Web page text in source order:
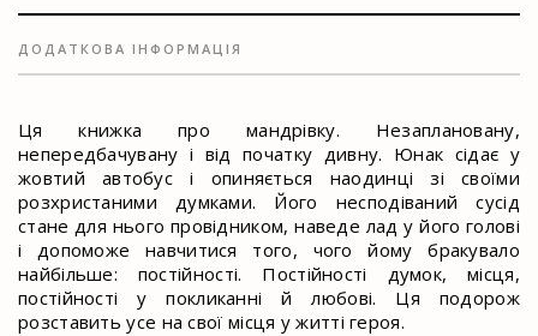
ДОДАТКОВА ІНФОРМАЦІЯ
Ця книжка про мандрівку. Незаплановану,
непередбачувану і від початку дивну. Юнак сідає у
жовтий автобус і опиняється наодинці зі своїми
розхристаними думками. Його несподіваний сусід
стане для нього провідником, наведе лад у його голові
і допоможе навчитися того, чого йому бракувало
найбільше: постійності. Постійності думок, місця,
постійності у покликанні й любові. Ця подорож
розставить усе на свої місця у житті героя.